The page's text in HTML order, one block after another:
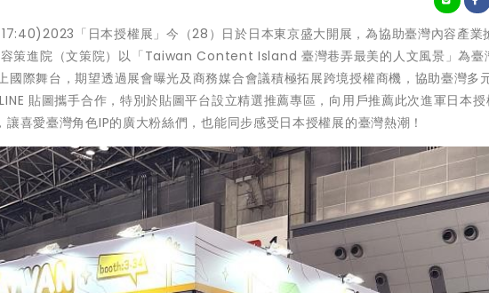
「日本授權展」今（28）日於日本東京盛大開展，為協助臺灣內容產業
策進院（文策院）以「Taiwan Content Island 臺灣巷弄最美的人文風景」為臺
國際舞台，期望透過展會曝光及商務媒合會議積極拓展跨境授權商機，協助臺灣多
貼圖攜手合作，特別於貼圖平台設立精選推薦專區，向用戶推薦此次進軍日本授
喜愛臺灣角色IP的廣大粉絲們，也能同步感受日本授權展的臺灣熱潮！